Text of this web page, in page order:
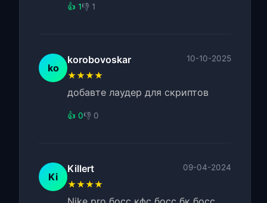
👍 1👎 1
ko
korobovoskar 10-10-2025
★★★★
добавте лаудер для скриптов
👍 0👎 0
Ki
Killert 09-04-2024
★★★★